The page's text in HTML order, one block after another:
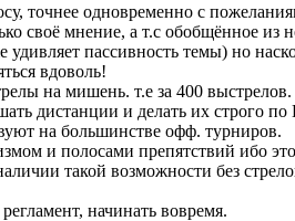
точнее одновременно с
своё мнение, а т.с обобщённое из
удивляет пассивность темы) но
вдоволь!
на мишень. т.е за 400
дистанции и делать их строго
на большинстве офф. турниров.
и полосами препятствий ибо
такой возможности без
начинать вовремя.